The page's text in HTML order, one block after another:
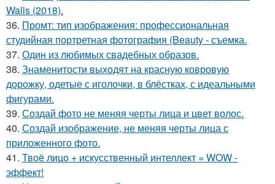
Walls (2018).
36. Промт: тип изображения: профессиональная
студийная портретная фотография (Beauty - съемка.
37. Один из любимых свадебных образов.
38. Знаменитости выходят на красную ковровую
дорожку, одетые с иголочки, в блёстках, с идеальными
фигурами.
39. Создай фото не меняя черты лица и цвет волос.
40. Создай изображение, не меняя черты лица с
приложенного фото.
41. Твоё лицо + искусственный интеллект = WOW -
эффект!